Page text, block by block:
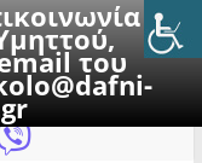
με
του
2026